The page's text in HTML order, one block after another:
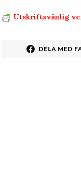
Utskriftsvänlig
DELA MED